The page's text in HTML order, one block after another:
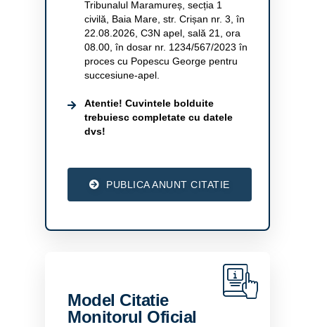
Tribunalul Maramureș, secția 1
civilă, Baia Mare, str. Crișan nr. 3, în
22.08.2026, C3N apel, sală 21, ora
08.00, în dosar nr. 1234/567/2023 în
proces cu Popescu George pentru
succesiune-apel.
Atentie! Cuvintele bolduite
trebuiesc completate cu datele
dvs!
PUBLICA ANUNT CITATIE
Model Citatie
Monitorul Oficial